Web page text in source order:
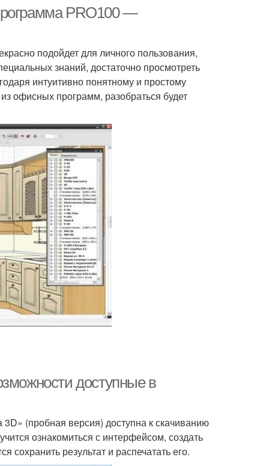
PRO100 —
подойдет для личного пользования,
знаний, достаточно просмотреть
интуитивно понятному и простому
офисных программ, разобраться будет
доступные в
(пробная версия) доступна к скачиванию
ознакомиться с интерфейсом, создать
сохранить результат и распечатать его.